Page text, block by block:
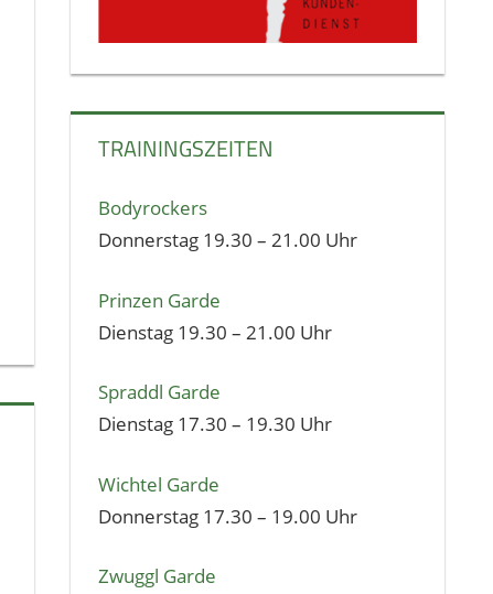
TRAININGSZEITEN
Bodyrockers
Donnerstag 19.30 – 21.00 Uhr
Prinzen Garde
Dienstag 19.30 – 21.00 Uhr
Spraddl Garde
Dienstag 17.30 – 19.30 Uhr
Wichtel Garde
Donnerstag 17.30 – 19.00 Uhr
Zwuggl Garde